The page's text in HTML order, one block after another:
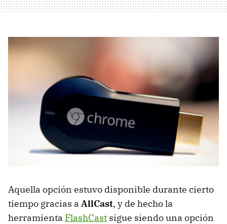
Aquella opción estuvo disponible durante cierto
tiempo gracias a AllCast, y de hecho la
herramienta FlashCast sigue siendo una opción